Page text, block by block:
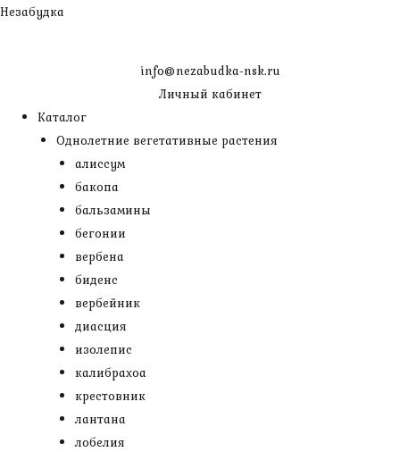
Перейти
Незабудка
info@nezabudka-nsk.ru
Личный кабинет
Каталог
Однолетние вегетативные растения
алиссум
бакопа
бальзамины
бегонии
вербена
биденс
вербейник
диасция
изолепис
калибрахоа
крестовник
лантана
лобелия